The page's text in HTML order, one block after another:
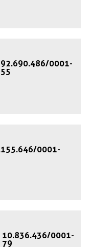
92.690.486/0001-
55
0001-
10.836.436/0001-
79